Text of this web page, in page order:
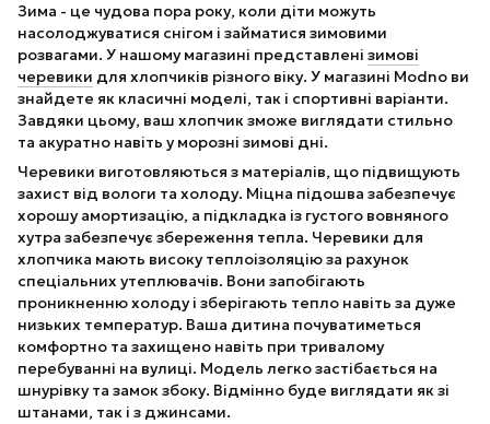
Зима - це чудова пора року, коли діти можуть
насолоджуватися снігом і займатися зимовими
розвагами. У нашому магазині представлені зимові
черевики для хлопчиків різного віку. У магазині Modno ви
знайдете як класичні моделі, так і спортивні варіанти.
Завдяки цьому, ваш хлопчик зможе виглядати стильно
та акуратно навіть у морозні зимові дні.
Черевики виготовляються з матеріалів, що підвищують
захист від вологи та холоду. Міцна підошва забезпечує
хорошу амортизацію, а підкладка із густого вовняного
хутра забезпечує збереження тепла. Черевики для
хлопчика мають високу теплоізоляцію за рахунок
спеціальних утеплювачів. Вони запобігають
проникненню холоду і зберігають тепло навіть за дуже
низьких температур. Ваша дитина почуватиметься
комфортно та захищено навіть при тривалому
перебуванні на вулиці. Модель легко застібається на
шнурівку та замок збоку. Відмінно буде виглядати як зі
штанами, так і з джинсами.